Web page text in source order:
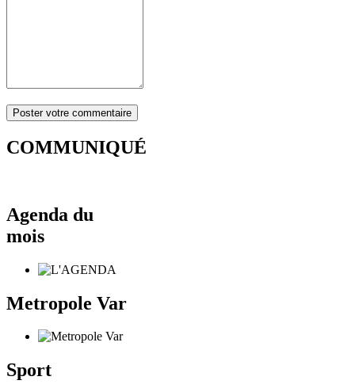
COMMUNIQUÉ
Agenda du
mois
Metropole Var
Sport